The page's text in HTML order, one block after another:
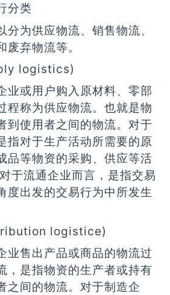
分类
分为供应物流、销售物流、
弃物流等。
logistics)
业或用户购入原材料、零部
程称为供应物流。也就是物
到使用者之间的物流。对于
指对于生产活动所需要的原
品等物资的采购、供应等活
于流通企业而言，是指交易
度出发的交易行为中所发生
logistice)
业售出产品或商品的物流过
，是指物资的生产者或持有
之间的物流。对于制造企